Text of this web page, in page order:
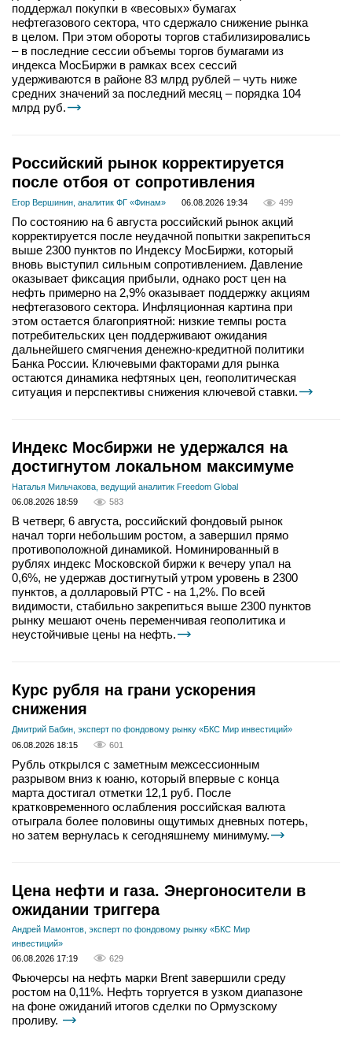
поддержал покупки в «весовых» бумагах
нефтегазового сектора, что сдержало снижение рынка
в целом. При этом обороты торгов стабилизировались
– в последние сессии объемы торгов бумагами из
индекса МосБиржи в рамках всех сессий
удерживаются в районе 83 млрд рублей – чуть ниже
средних значений за последний месяц – порядка 104
млрд руб.
Российский рынок корректируется
после отбоя от сопротивления
Егор Вершинин, аналитик ФГ «Финам» 06.08.2026 19:34 499
По состоянию на 6 августа российский рынок акций
корректируется после неудачной попытки закрепиться
выше 2300 пунктов по Индексу МосБиржи, который
вновь выступил сильным сопротивлением. Давление
оказывает фиксация прибыли, однако рост цен на
нефть примерно на 2,9% оказывает поддержку акциям
нефтегазового сектора. Инфляционная картина при
этом остается благоприятной: низкие темпы роста
потребительских цен поддерживают ожидания
дальнейшего смягчения денежно-кредитной политики
Банка России. Ключевыми факторами для рынка
остаются динамика нефтяных цен, геополитическая
ситуация и перспективы снижения ключевой ставки.
Индекс Мосбиржи не удержался на
достигнутом локальном максимуме
Наталья Мильчакова, ведущий аналитик Freedom Global
06.08.2026 18:59
583
В четверг, 6 августа, российский фондовый рынок
начал торги небольшим ростом, а завершил прямо
противоположной динамикой. Номинированный в
рублях индекс Московской биржи к вечеру упал на
0,6%, не удержав достигнутый утром уровень в 2300
пунктов, а долларовый РТС - на 1,2%. По всей
видимости, стабильно закрепиться выше 2300 пунктов
рынку мешают очень переменчивая геополитика и
неустойчивые цены на нефть.
Курс рубля на грани ускорения
снижения
Дмитрий Бабин, эксперт по фондовому рынку «БКС Мир инвестиций»
06.08.2026 18:15
601
Рубль открылся с заметным межсессионным
разрывом вниз к юаню, который впервые с конца
марта достигал отметки 12,1 руб. После
кратковременного ослабления российская валюта
отыграла более половины ощутимых дневных потерь,
но затем вернулась к сегодняшнему минимуму.
Цена нефти и газа. Энергоносители в
ожидании триггера
Андрей Мамонтов, эксперт по фондовому рынку «БКС Мир
инвестиций»
06.08.2026 17:19
629
Фьючерсы на нефть марки Brent завершили среду
ростом на 0,11%. Нефть торгуется в узком диапазоне
на фоне ожиданий итогов сделки по Ормузскому
проливу.